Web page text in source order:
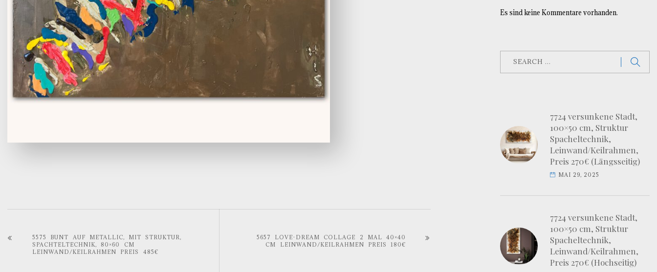
5575 BUNT AUF METALLIC, MIT STRUKTUR,
SPACHTELTECHNIK, 80×60 CM
LEINWAND/KEILRAHMEN PREIS 485€
5657 LOVE-DREAM COLLAGE 2 MAL 40×40
CM LEINWAND/KEILRAHMEN PREIS 180€
Es sind keine Kommentare vorhanden.
7724 versunkene Stadt,
100×50 cm, Struktur
Spacheltechnik,
Leinwand/Keilrahmen,
Preis 270€ (Längsseitig)
MAI 29, 2025
7724 versunkene Stadt,
100×50 cm, Struktur
Spacheltechnik,
Leinwand/Keilrahmen,
Preis 270€ (Hochseitig)